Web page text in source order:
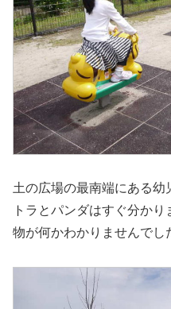
土の広場の最南端にある幼
トラとパンダはすぐ分か
物が何かわかりませんでし